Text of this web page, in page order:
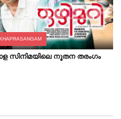
സിനിമയിലെ നൂതന തരംഗം